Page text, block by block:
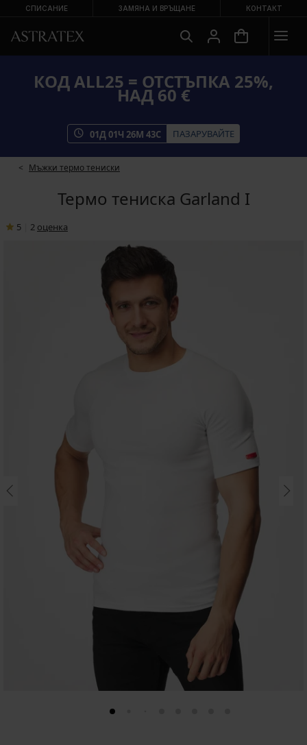
СПИСАНИЕ ЗАМЯНА И ВРЪЩАНЕ КОНТАКТ
КОД ALL25 = ОТСТЪПКА 25%,
НАД 60 €
01Д01Ч 26М 43С ПАЗАРУВАЙТЕ
Мъжки термо тениски
Термо тениска Garland I
5 2 oценка